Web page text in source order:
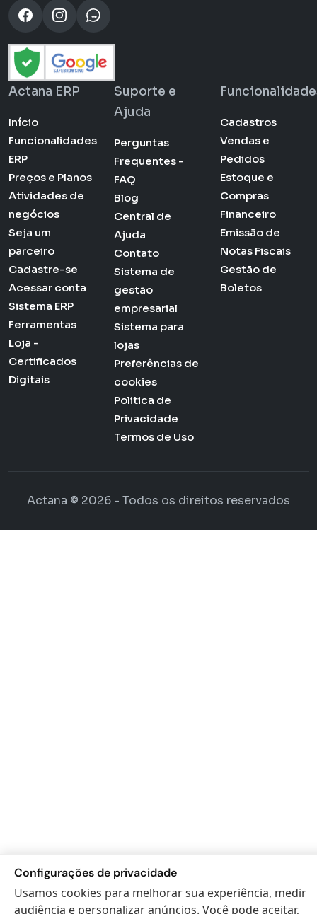
Actana ERP
Início
Funcionalidades
ERP
Preços e Planos
Atividades de
negócios
Seja um
parceiro
Cadastre-se
Acessar conta
Sistema ERP
Ferramentas
Loja -
Certificados
Digitais
Suporte e
Ajuda
Perguntas
Frequentes -
FAQ
Blog
Central de
Ajuda
Contato
Sistema de
gestão
empresarial
Sistema para
lojas
Preferências de
cookies
Politica de
Privacidade
Termos de Uso
Cadastros
Vendas e
Pedidos
Estoque e
Compras
Financeiro
Emissão de
Notas Fiscais
Gestão de
Boletos
Actana © 2026 - Todos os direitos reservados
Configurações de privacidade
Usamos cookies para melhorar sua experiência, medir
audiência e personalizar anúncios. Você pode aceitar,